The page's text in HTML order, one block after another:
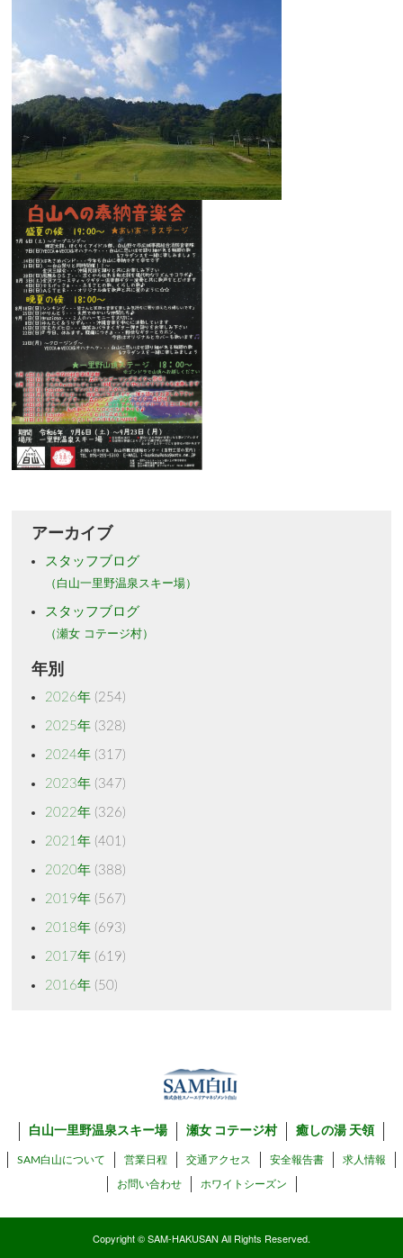
アーカイブ
スタッフブログ
（白山一里野温泉スキー場）
スタッフブログ
（瀬女 コテージ村）
年別
2026年(254)
2025年(328)
2024年(317)
2023年(347)
2022年(326)
2021年(401)
2020年(388)
2019年(567)
2018年(693)
2017年(619)
2016年(50)
白山一里野温泉スキー場 瀬女 コテージ村 癒しの湯 天領
SAM白山について 営業日程 交通アクセス 安全報告書 求人情報
お問い合わせ ホワイトシーズン
Copyright © SAM-HAKUSAN All Rights Reserved.